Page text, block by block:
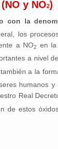
y NO2)
con la
los
a NO2 en
a nivel
a la
humanos
Real
de estos